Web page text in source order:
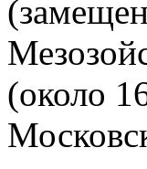
(около